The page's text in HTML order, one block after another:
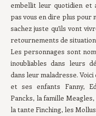
embellit leur quotidien et
pas vous en dire plus pour
sachez juste qu’ils vont
retournements de
Les personnages sont
inoubliables dans leurs
dans leur maladresse.
et ses enfants Fanny,
Pancks, la famille
la tante Finching, les